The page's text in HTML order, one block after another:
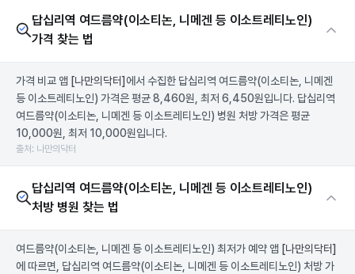
답십리역 여드름약(이소티논, 니메겐 등 이소트레티노인)
가격 찾는 법
가격 비교 앱 [나만의닥터] 에서 수집한 답십리역 여드름약(이소티논, 니메겐
등 이소트레티노인) 가격은 평균 8,460원, 최저 6,450원입니다. 답십리역
여드름약(이소티논, 니메겐 등 이소트레티노인) 병원 처방 가격은 평균
10,000원, 최저 10,000원입니다.
출처: 나만의닥터
답십리역 여드름약(이소티논, 니메겐 등 이소트레티노인)
처방 병원 찾는 법
여드름약(이소티논, 니메겐 등 이소트레티노인) 최저가 예약 앱 [나만의닥터]
에 따르면, 답십리역 여드름약(이소티논, 니메겐 등 이소트레티노인) 처방 가